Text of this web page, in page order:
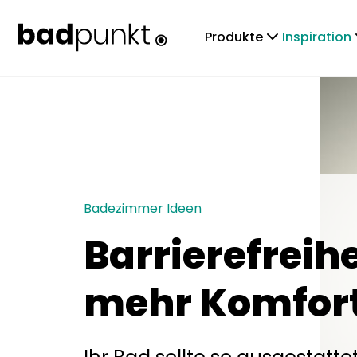
Produkte chevronDown Inspiration
Badezimmer Ideen
mehr